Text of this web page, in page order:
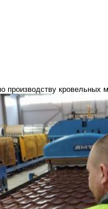
производству кровельных